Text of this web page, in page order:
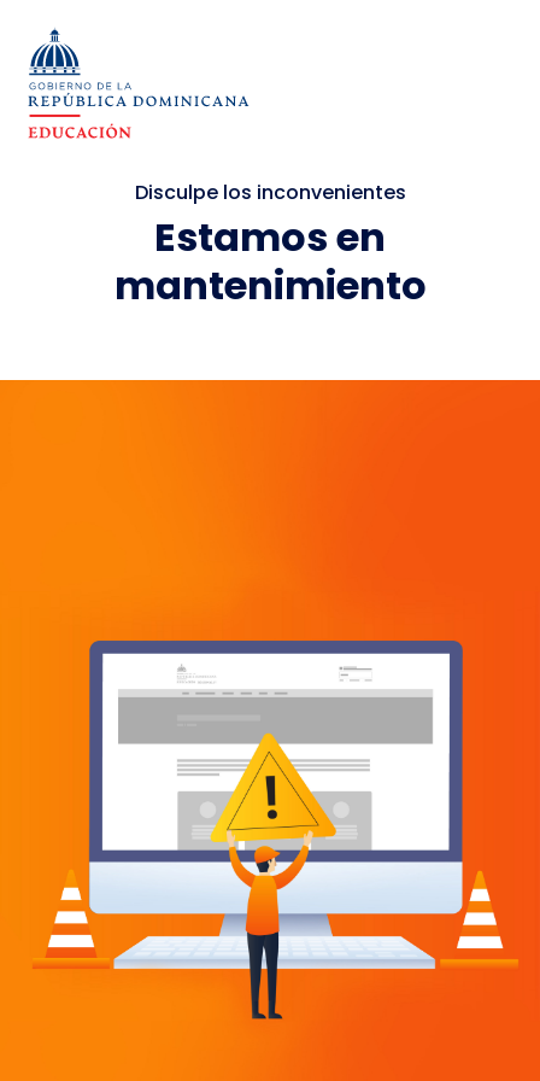
Disculpe los inconvenientes
Estamos en
mantenimiento